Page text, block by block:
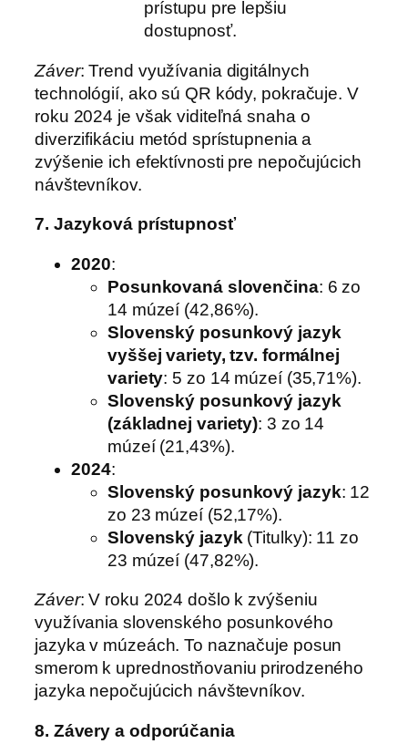
prístupu pre lepšiu
dostupnosť.
Záver: Trend využívania digitálnych
technológií, ako sú QR kódy, pokračuje. V
roku 2024 je však viditeľná snaha o
diverzifikáciu metód sprístupnenia a
zvýšenie ich efektívnosti pre nepočujúcich
návštevníkov.
7. Jazyková prístupnosť
2020:
Posunkovaná slovenčina: 6 zo
14 múzeí (42,86%).
Slovenský posunkový jazyk
vyššej variety, tzv. formálnej
variety: 5 zo 14 múzeí (35,71%).
Slovenský posunkový jazyk
(základnej variety): 3 zo 14
múzeí (21,43%).
2024:
Slovenský posunkový jazyk: 12
zo 23 múzeí (52,17%).
Slovenský jazyk (Titulky): 11 zo
23 múzeí (47,82%).
Záver: V roku 2024 došlo k zvýšeniu
využívania slovenského posunkového
jazyka v múzeách. To naznačuje posun
smerom k uprednostňovaniu prirodzeného
jazyka nepočujúcich návštevníkov.
8. Závery a odporúčania